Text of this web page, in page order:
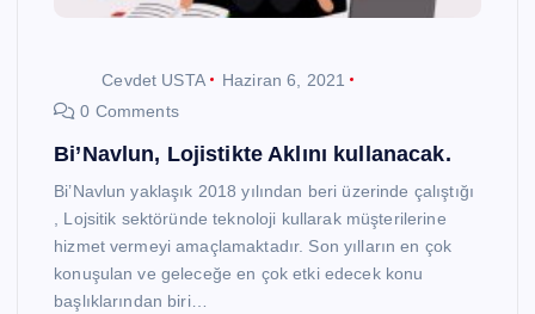
Cevdet USTA
Haziran 6, 2021
0 Comments
Bi’Navlun, Lojistikte Aklını kullanacak.
Bi’Navlun yaklaşık 2018 yılından beri üzerinde çalıştığı
, Lojsitik sektöründe teknoloji kullarak müşterilerine
hizmet vermeyi amaçlamaktadır. Son yılların en çok
konuşulan ve geleceğe en çok etki edecek konu
başlıklarından biri…